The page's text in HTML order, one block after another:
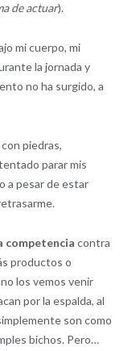
de actuar).
mi cuerpo, mi
la jornada y
no ha surgido, a
piedras,
parar mis
a pesar de estar
competencia contra
productos o
los vemos venir
por la espalda, al
son como
bichos. Pero…